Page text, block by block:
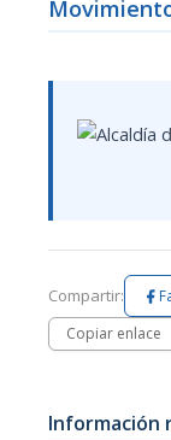
Compartir:
Copiar enlace
Información